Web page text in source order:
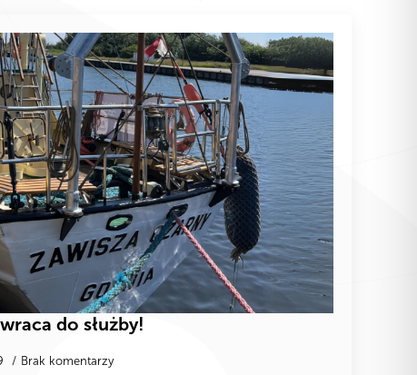
do służby!
Brak komentarzy